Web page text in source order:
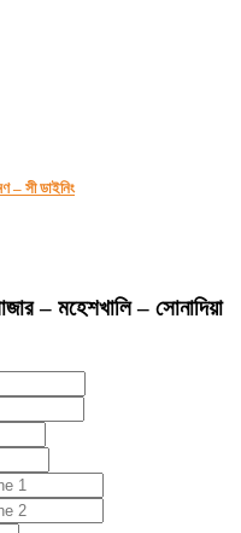
– সী ডাইনিং
– মহেশখালি – সোনাদিয়া